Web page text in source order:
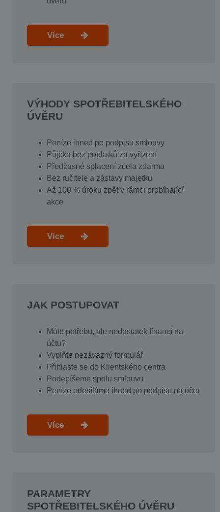
Více
VÝHODY SPOTŘEBITELSKÉHO
ÚVĚRU
Peníze ihned po podpisu smlouvy
Půjčka bez poplatků za vyřízení
Předčasné splacení zcela zdarma
Bez ručitele a zástavy majetku
Až 100 % úroku zpět v rámci probíhající
akce
Více
JAK POSTUPOVAT
Máte potřebu, ale nedostatek financí na
účtu?
Vyplňte nezávazný formulář
Přihlaste se do Klientského centra
Podepíšeme spolu smlouvu
Peníze odesíláme ihned po podpisu na účet
Více
PARAMETRY
SPOTŘEBITELSKÉHO ÚVĚRU